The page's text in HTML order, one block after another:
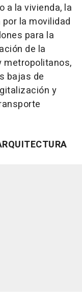
a la vivienda, la
la movilidad
para la
de la
metropolitanos,
bajas de
y